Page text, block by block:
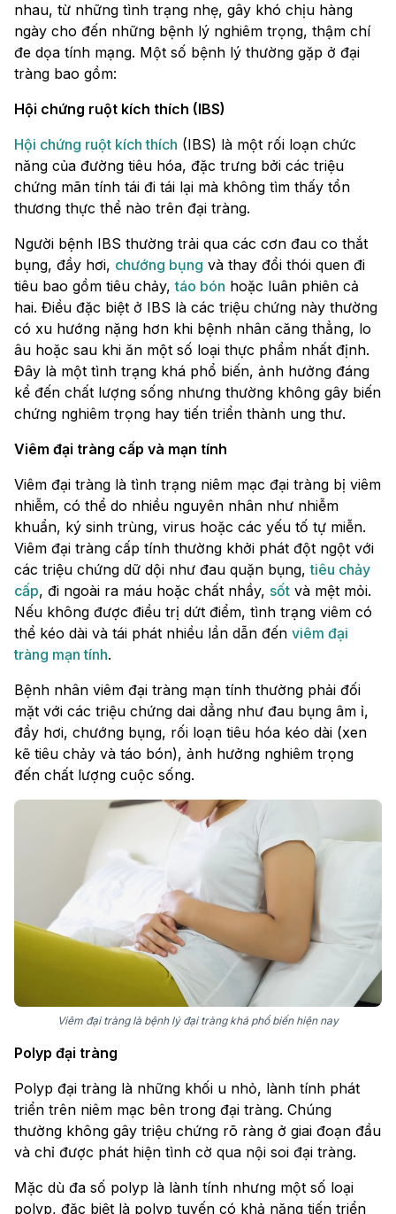
nhau, từ những tình trạng nhẹ, gây khó chịu hàng
ngày cho đến những bệnh lý nghiêm trọng, thậm chí
đe dọa tính mạng. Một số bệnh lý thường gặp ở đại
tràng bao gồm:
Hội chứng ruột kích thích (IBS)
Hội chứng ruột kích thích (IBS) là một rối loạn chức
năng của đường tiêu hóa, đặc trưng bởi các triệu
chứng mãn tính tái đi tái lại mà không tìm thấy tổn
thương thực thể nào trên đại tràng.
Người bệnh IBS thường trải qua các cơn đau co thắt
bụng, đầy hơi, chướng bụng và thay đổi thói quen đi
tiêu bao gồm tiêu chảy,táo bón hoặc luân phiên cả
hai. Điều đặc biệt ở IBS là các triệu chứng này thường
có xu hướng nặng hơn khi bệnh nhân căng thẳng, lo
âu hoặc sau khi ăn một số loại thực phẩm nhất định.
Đây là một tình trạng khá phổ biến, ảnh hưởng đáng
kể đến chất lượng sống nhưng thường không gây biến
chứng nghiêm trọng hay tiến triển thành ung thư.
Viêm đại tràng cấp và mạn tính
Viêm đại tràng là tình trạng niêm mạc đại tràng bị viêm
nhiễm, có thể do nhiều nguyên nhân như nhiễm
khuẩn, ký sinh trùng, virus hoặc các yếu tố tự miễn.
Viêm đại tràng cấp tính thường khởi phát đột ngột với
các triệu chứng dữ dội như đau quặn bụng,tiêu chảy
cấp, đi ngoài ra máu hoặc chất nhầy, sốt và mệt mỏi.
Nếu không được điều trị dứt điểm, tình trạng viêm có
thể kéo dài và tái phát nhiều lần dẫn đến viêm đại
tràng mạn tính.
Bệnh nhân viêm đại tràng mạn tính thường phải đối
mặt với các triệu chứng dai dẳng như đau bụng âm ỉ,
đầy hơi, chướng bụng, rối loạn tiêu hóa kéo dài (xen
kẽ tiêu chảy và táo bón), ảnh hưởng nghiêm trọng
đến chất lượng cuộc sống.
Viêm đại tràng là bệnh lý đại tràng khá phổ biến hiện nay
Polyp đại tràng
Polyp đại tràng là những khối u nhỏ, lành tính phát
triển trên niêm mạc bên trong đại tràng. Chúng
thường không gây triệu chứng rõ ràng ở giai đoạn đầu
và chỉ được phát hiện tình cờ qua nội soi đại tràng.
Mặc dù đa số polyp là lành tính nhưng một số loại
polyp, đặc biệt là polyp tuyến có khả năng tiến triển